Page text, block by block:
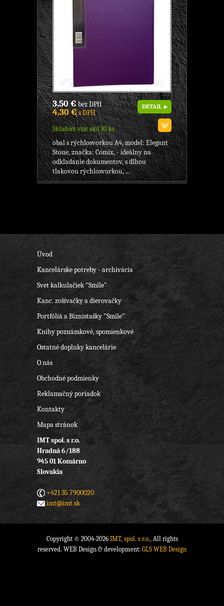
3,50 €bez DPH
4,30 €s DPH
Skladom viac ako 30 ks
DETAIL
obal s rýchlosvorkou A4, model: Elegant
Stone, značka: Comix, - ideálny na
odkladanie dokumentov, s dlhou
tlakovou rýchlosvorkou, ...
Úvod
Kancelárske potreby - archivácia
Svet kalkulačiek "Smile"
Kanc. zošívačky a dierovačky
Portfóliá a Biznistašky "Smile"
Knihy poznámkové, spomienkové
Ostatné doplnky kancelárie
O nás
Obchodné podmienky
Reklamačný poriadok
Kontakty
Mapa stránok
IMT spol. s r.o.
Hradná 6/188
945 01 Komárno
Slovakia
+421 35 7900020
imt@imt.sk
Copyright © 2004-2026 IMT, spol. s r.o., All rights
reserved. WEB Design & development: GLS WEB Design